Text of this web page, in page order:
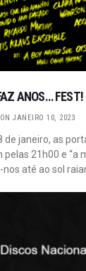
ANOS… FEST!
ON JANEIRO 10, 2023
de janeiro, as
pelas 21h00 e “a
até ao sol